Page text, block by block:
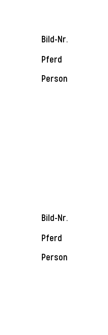
Bild-Nr.
Pferd
Person
Bild-Nr.
Pferd
Person